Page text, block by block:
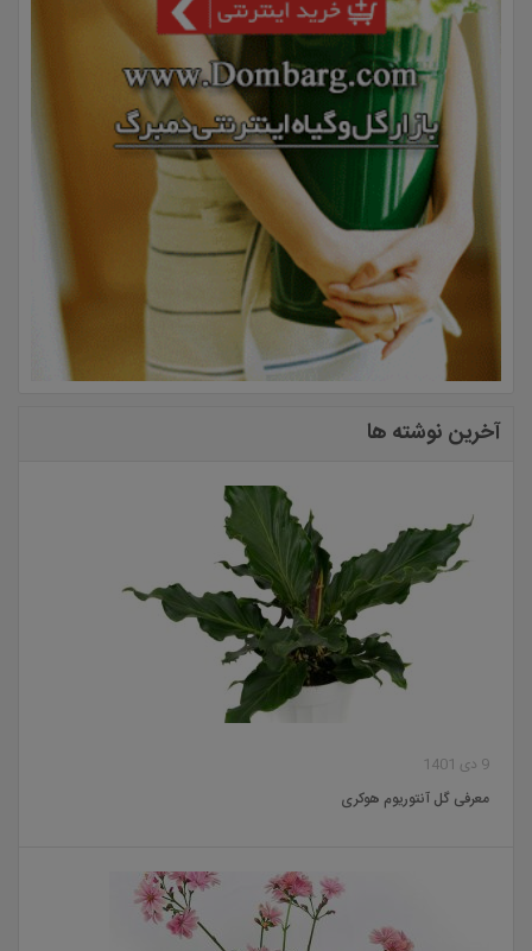
آخرین نوشته ها
9 دی 1401
معرفی گل آنتوریوم هوکری